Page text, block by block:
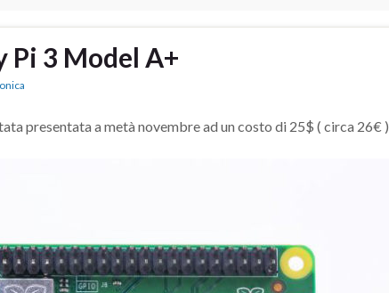
Pi 3 Model A+
presentata a metà novembre ad un costo di 25$ ( circa 26€ )